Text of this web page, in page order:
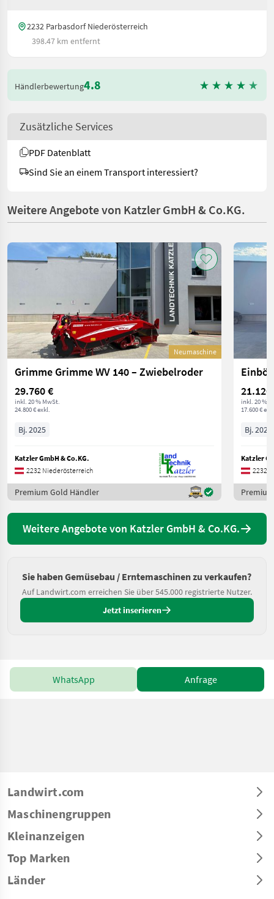
2232 Parbasdorf Niederösterreich
398.47 km entfernt
Händlerbewertung4.8
Zusätzliche Services
PDF Datenblatt
Sind Sie an einem Transport interessiert?
Weitere Angebote von Katzler GmbH & Co.KG.
Neumaschine
Grimme Grimme WV 140 – Zwiebelroder
29.760 €
inkl. 20 % MwSt.
24.800 € exkl.
Bj. 2025
Katzler GmbH & Co.KG.
2232 Niederösterreich
Premium Gold Händler
21.120
inkl. 20 %
17.600 €
Bj. 2026
Katzler
2232
Weitere Angebote von Katzler GmbH & Co.KG.
Sie haben Gemüsebau / Erntemaschinen zu verkaufen?
Auf Landwirt.com erreichen Sie über 545.000 registrierte Nutzer.
Jetzt inserieren
WhatsApp Anfrage
Landwirt.com
Maschinengruppen
Kleinanzeigen
Top Marken
Länder